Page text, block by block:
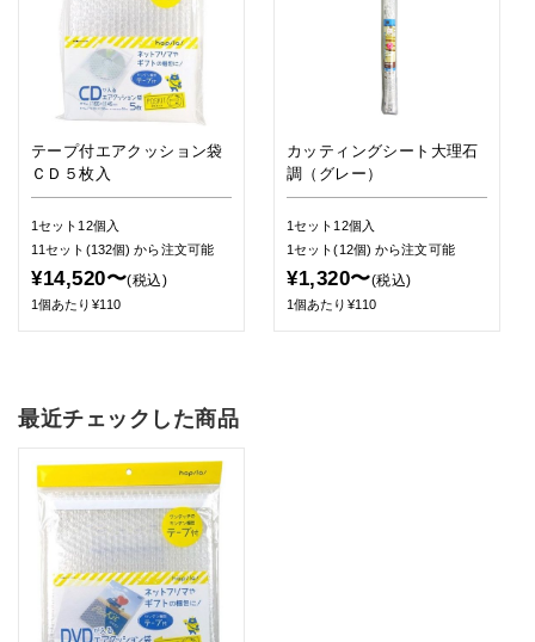
テープ付エアクッション袋
ＣＤ５枚入
1セット12個入
11セット(132個)から注文可能
¥14,520〜(税込)
1個あたり¥110
カッティングシート大理石
調（グレー）
1セット12個入
1セット(12個)から注文可能
¥1,320〜(税込)
1個あたり¥110
最近チェックした商品